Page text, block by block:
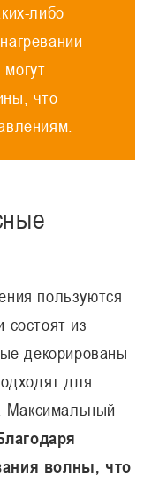
либо
что
пользуются
из
декорированы
для
Максимальный
волны, что